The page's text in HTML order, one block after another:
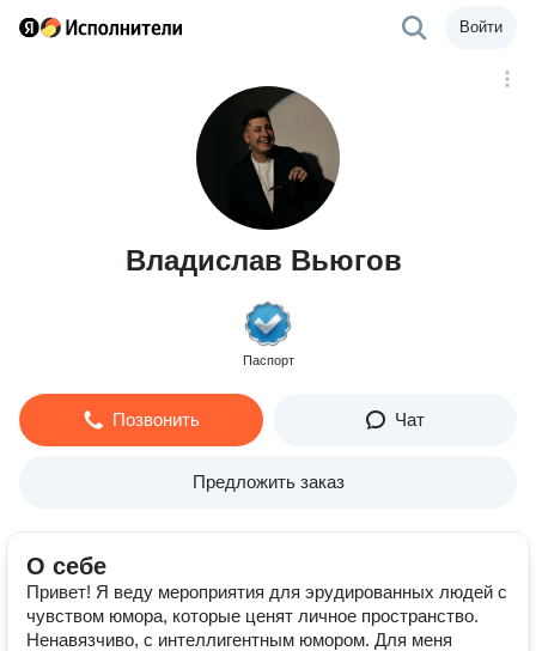
Войти
Владислав Вьюгов
Паспорт
Позвонить Чат
Предложить заказ
О себе
Привет! Я веду мероприятия для эрудированных людей с
чувством юмора, которые ценят личное пространство.
Ненавязчиво, с интеллигентным юмором. Для меня